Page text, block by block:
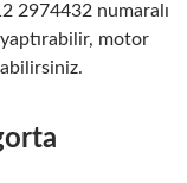
2974432 numaralı
motor